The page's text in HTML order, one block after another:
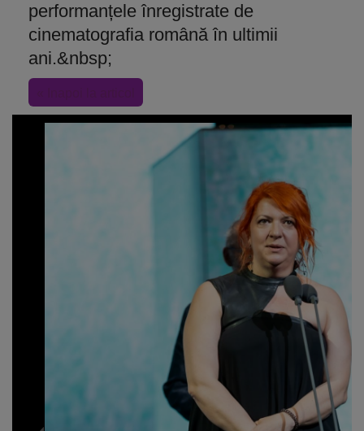
performanțele înregistrate de
cinematografia română în ultimii
ani.&nbsp;